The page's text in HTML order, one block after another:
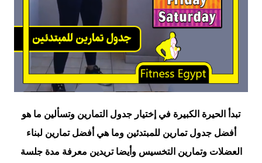
تبدأ الحيرة الكبيرة في إختيار جدول التمارين وتسألين ما هو
أفضل جدول تمارين للمبتدئين وما هي أفضل تمارين لبناء
العضلات وتمارين التخسيس وأيضا تريدين معرفة مدة جلسة